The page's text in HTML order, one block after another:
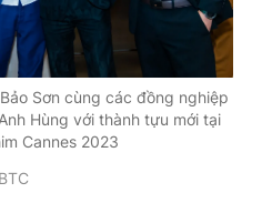
Sơn cùng các đồng nghiệp
Hùng với thành tựu mới tại
Cannes 2023
BTC